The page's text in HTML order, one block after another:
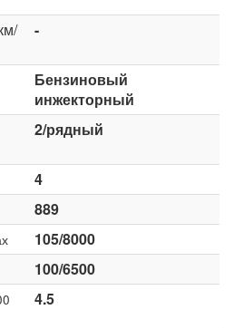
-
Бензиновый
инжекторный
2/рядный
4
889
105/8000
100/6500
4.5